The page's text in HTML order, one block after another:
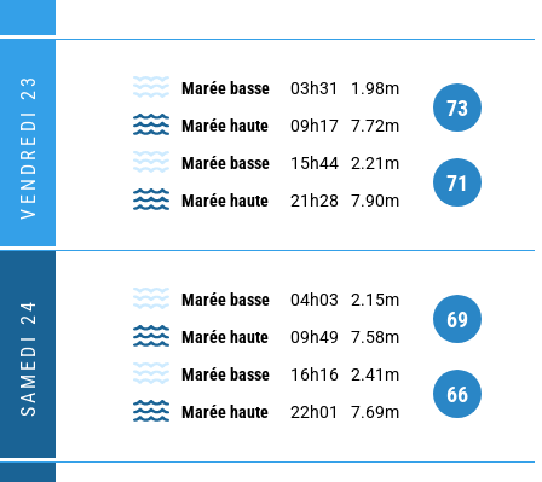
VENDREDI 23 Marée basse 03h31
1.98m
Marée haute
09h17 7.72m
73
Marée basse 15h44
2.21m
Marée haute
21h28 7.90m
71
SAMEDI 24 Marée basse 04h03
2.15m
Marée haute
09h49 7.58m
69
Marée basse 16h16
2.41m
Marée haute
22h01 7.69m
66